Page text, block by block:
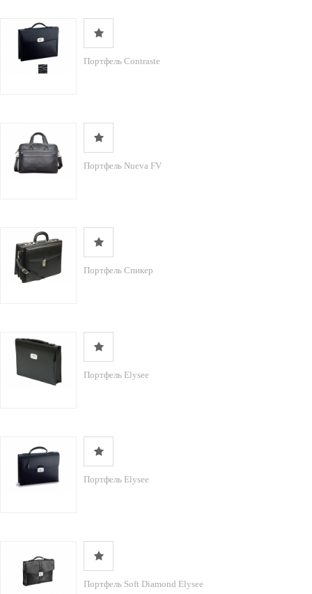
Портфель Contraste
Портфель Nueva FV
Портфель Спикер
Портфель Elysee
Портфель Elysee
Портфель Soft Diamond Elysee